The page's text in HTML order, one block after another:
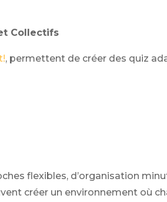
Collectifs
, permettent de créer des quiz
flexibles, d’organisation
créer un environnement où